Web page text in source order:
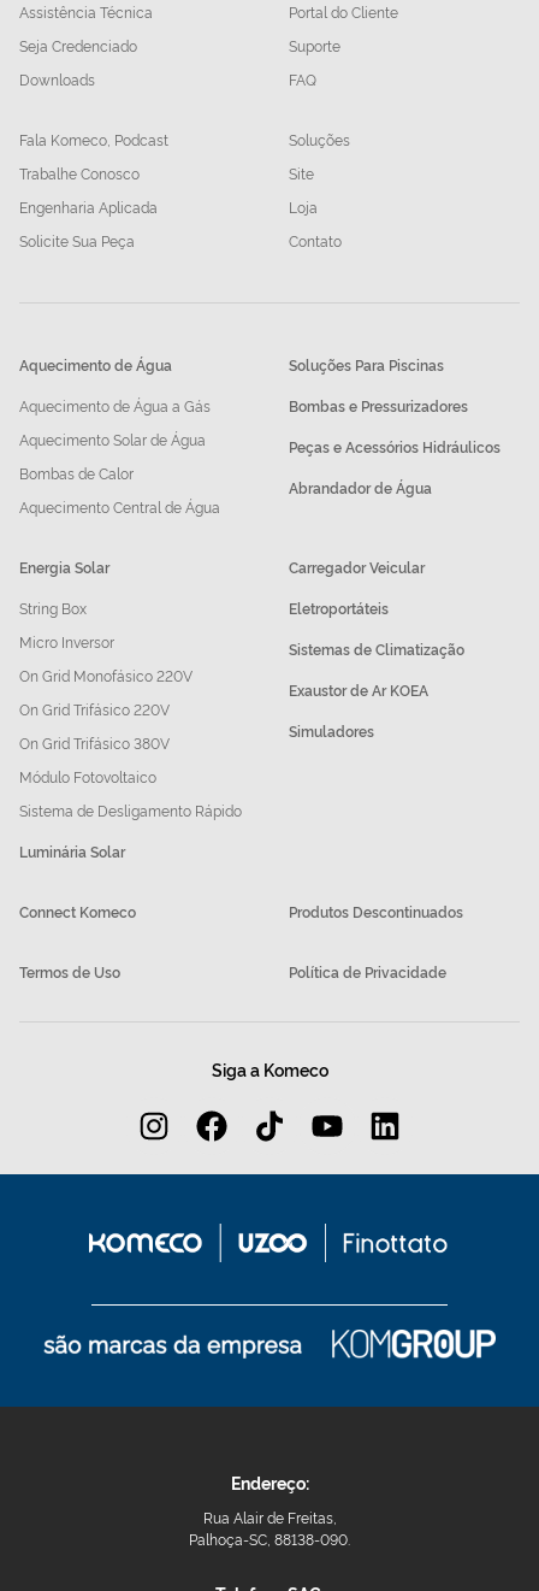
Assistência Técnica
Seja Credenciado
Downloads
Portal do Cliente
Suporte
FAQ
Fala Komeco, Podcast
Trabalhe Conosco
Engenharia Aplicada
Solicite Sua Peça
Soluções
Site
Loja
Contato
Aquecimento de Água
Aquecimento de Água a Gás
Aquecimento Solar de Água
Bombas de Calor
Aquecimento Central de Água
Soluções Para Piscinas
Bombas e Pressurizadores
Peças e Acessórios Hidráulicos
Abrandador de Água
Energia Solar
String Box
Micro Inversor
On Grid Monofásico 220V
On Grid Trifásico 220V
On Grid Trifásico 380V
Módulo Fotovoltaico
Sistema de Desligamento Rápido
Luminária Solar
Carregador Veicular
Eletroportáteis
Sistemas de Climatização
Exaustor de Ar KOEA
Simuladores
Connect Komeco Produtos Descontinuados
Termos de Uso Política de Privacidade
Siga a Komeco
Endereço:
Rua Alair de Freitas,
Palhoça-SC, 88138-090.